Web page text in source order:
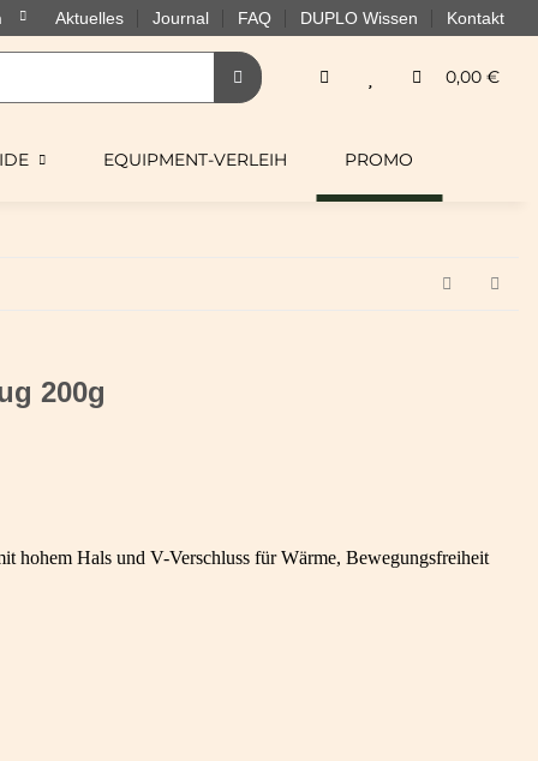
Aktuelles Journal FAQ DUPLO Wissen Kontakt
0,00 €
EQUIPMENT-VERLEIH PROMO
200g
hohem Hals und V-Verschluss für Wärme, Bewegungsfreiheit